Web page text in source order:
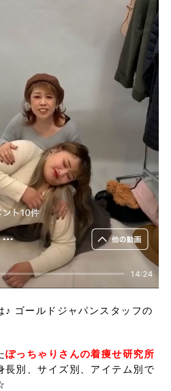
♪ ゴールドジャパンスタッフの
ぽっちゃりさんの着痩せ研究所
長別、サイズ別、アイテム別で